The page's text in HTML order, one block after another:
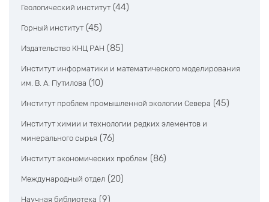
Геологический институт (44)
Горный институт (45)
Издательство КНЦ РАН (85)
Институт информатики и математического моделирования
им. В. А. Путилова (10)
Институт проблем промышленной экологии Севера (45)
Институт химии и технологии редких элементов и
минерального сырья (76)
Институт экономических проблем (86)
Международный отдел (20)
Научная библиотека (9)